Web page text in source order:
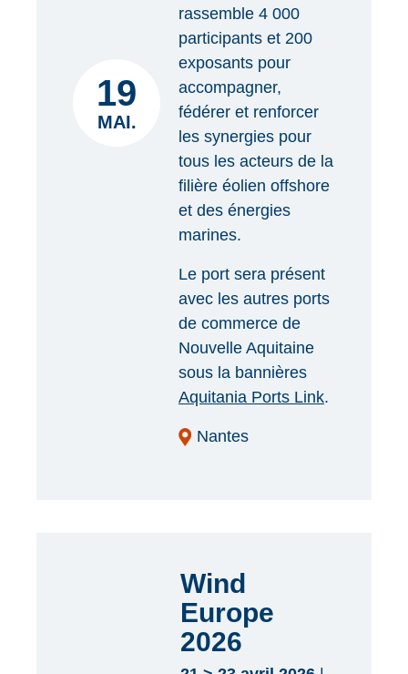
19
MAI.
rassemble 4 000
participants et 200
exposants pour
accompagner,
fédérer et renforcer
les synergies pour
tous les acteurs de la
filière éolien offshore
et des énergies
marines.
Le port sera présent
avec les autres ports
de commerce de
Nouvelle Aquitaine
sous la bannières
Aquitania Ports Link.
Nantes
Wind
Europe
2026